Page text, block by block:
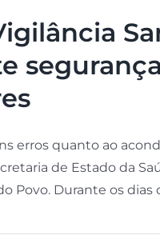
erros quanto ao
de Estado da
Povo. Durante os